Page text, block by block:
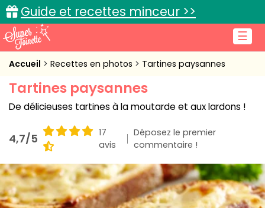
☰
Guide et recettes minceur >>
Accueil
Recettes de cuisine
L'actu cuisine
Connexion
Accueil Recettes en photos Tartines paysannes
Tartines paysannes
De délicieuses tartines à la moutarde et aux lardons !
4,7/5
17
avis
Déposez le premier
commentaire !